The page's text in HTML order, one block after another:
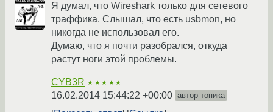
Я думал, что Wireshark только для сетевого
траффика. Слышал, что есть usbmon, но
никогда не использовал его.
Думаю, что я почти разобрался, откуда
растут ноги этой проблемы.
CYB3R ★★★★★
16.02.2014 15:44:22 +00:00 автор топика